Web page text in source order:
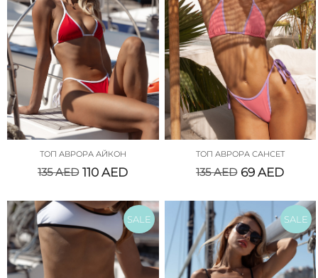
ТОП АВРОРА АЙКОН
135AED 110AED
ТОП АВРОРА САНСЕТ
135AED 69AED
SALE SALE